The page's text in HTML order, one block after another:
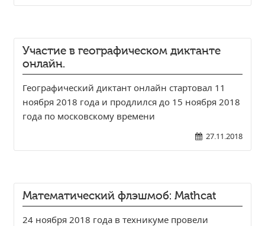
Участие в географическом диктанте
онлайн.
Географический диктант онлайн стартовал 11
ноября 2018 года и продлился до 15 ноября 2018
года по московскому времени
27.11.2018
Математический флэшмоб: Маthcat
24 ноября 2018 года в техникуме провели